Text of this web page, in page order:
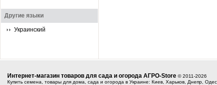
Другие языки
Украинский
Интернет-магазин товаров для сада и огорода АГРО-Store © 2011-2026
Купить семена, товары для дома, сада и огорода в Украине: Киев, Харьков, Днепр,